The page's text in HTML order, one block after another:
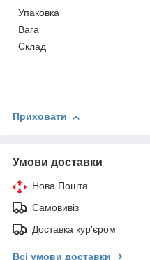
Упаковка
Вага
Склад
Приховати
Умови доставки
Нова Пошта
Самовивіз
Доставка кур'єром
Всі умови доставки